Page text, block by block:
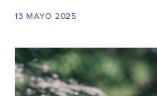
13 MAYO 2025